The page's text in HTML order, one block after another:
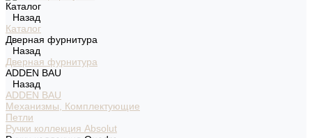
Каталог
Назад
Каталог
Дверная фурнитура
Назад
Дверная фурнитура
ADDEN BAU
Назад
ADDEN BAU
Механизмы, Комплектующие
Петли
Ручки коллекция Absolut